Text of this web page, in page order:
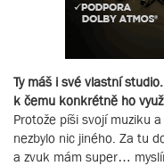
Ty máš i své vlastní
k čemu konkrétně ho
Protože píši svojí muziku
nezbylo nic jiného. Za tu
a zvuk mám super…